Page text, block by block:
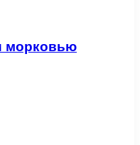
морковью